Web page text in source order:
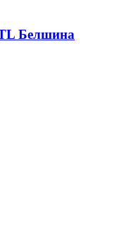
Белшина